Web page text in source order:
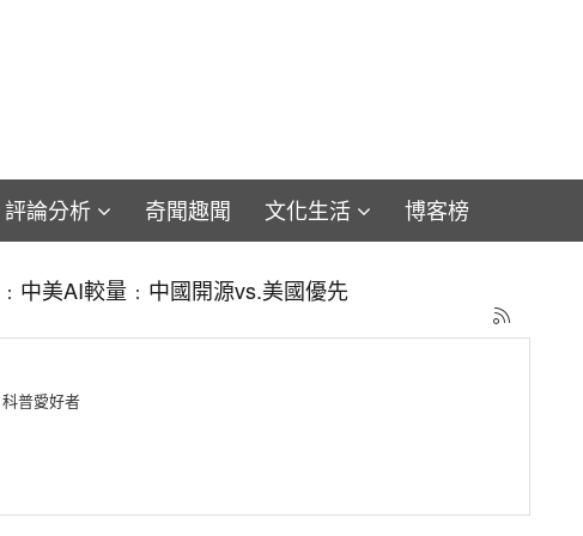
評論分析 奇聞趣聞 文化生活 博客榜
：維珍尼亞BLK V劃歸巡航導彈核潛艇 美軍重訂艦種為
普愛好者